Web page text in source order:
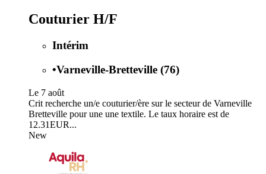
Couturier H/F
Intérim
•Varneville-Bretteville (76)
Le 7 août
Crit recherche un/e couturier/ère sur le secteur de Varneville
Bretteville pour une une textile. Le taux horaire est de
12.31EUR...
New